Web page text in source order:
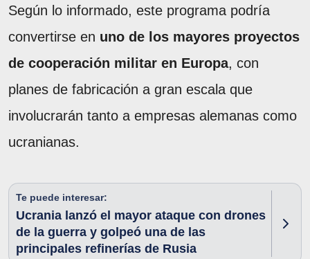
Según lo informado, este programa podría
convertirse en uno de los mayores proyectos
de cooperación militar en Europa, con
planes de fabricación a gran escala que
involucrarán tanto a empresas alemanas como
ucranianas.
Te puede interesar:
Ucrania lanzó el mayor ataque con drones
de la guerra y golpeó una de las
principales refinerías de Rusia